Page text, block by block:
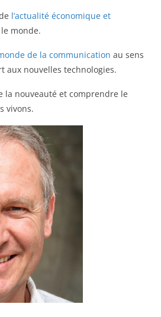
l’actualité économique et
monde.
de la communication au sens
aux nouvelles technologies.
la nouveauté et comprendre le
vivons.